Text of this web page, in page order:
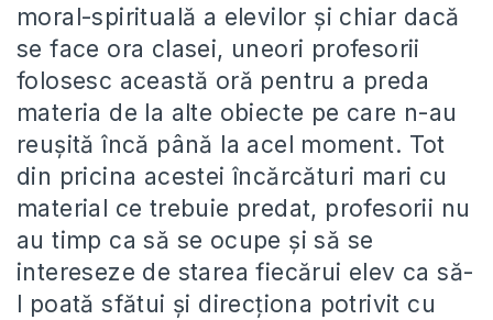
moral-spirituală a elevilor şi chiar dacă
se face ora clasei, uneori profesorii
folosesc această oră pentru a preda
materia de la alte obiecte pe care n-au
reuşită încă până la acel moment. Tot
din pricina acestei încărcături mari cu
material ce trebuie predat, profesorii nu
au timp ca să se ocupe şi să se
intereseze de starea fiecărui elev ca să-
l poată sfătui şi direcţiona potrivit cu